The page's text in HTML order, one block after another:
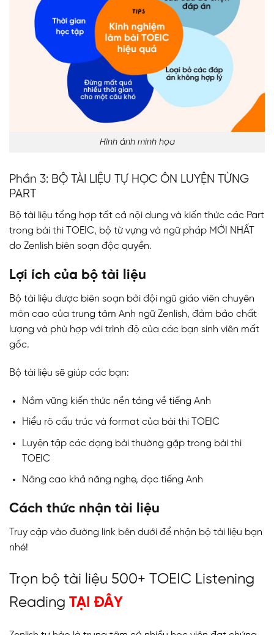
Hình ảnh minh họa
Phần 3: BỘ TÀI LIỆU TỰ HỌC ÔN LUYỆN TỪNG
PART
Bộ tài liệu tổng hợp tất cả nội dung và kiến thức các Part
trong bài thi TOEIC, bộ từ vựng và ngữ pháp MỚI NHẤT
do Zenlish biên soạn độc quyền.
Lợi ích của bộ tài liệu
Bộ tài liệu được biên soạn bởi đội ngũ giáo viên chuyên
môn cao của trung tâm Anh ngữ Zenlish, đảm bảo chất
lượng và phù hợp với trình độ của các bạn sinh viên mất
gốc.
Bộ tài liệu sẽ giúp các bạn:
Nắm vững kiến thức nền tảng về tiếng Anh
Hiểu rõ cấu trúc và format của bài thi TOEIC
Luyện tập các dạng bài thường gặp trong bài thi
TOEIC
Nâng cao khả năng nghe, đọc tiếng Anh
Cách thức nhận tài liệu
Truy cập vào đường link bên dưới để nhận bộ tài liệu bạn
nhé!
Trọn bộ tài liệu 500+ TOEIC Listening
Reading TẠI ĐÂY